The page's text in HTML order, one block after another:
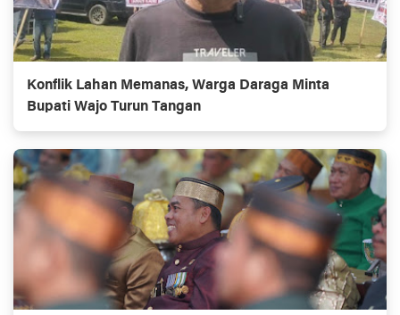
Konflik Lahan Memanas, Warga Daraga Minta
Bupati Wajo Turun Tangan